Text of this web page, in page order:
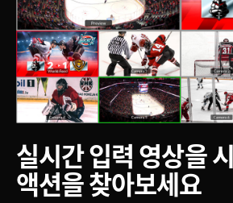
실시간 입력 영상을
액션을 찾아보세요